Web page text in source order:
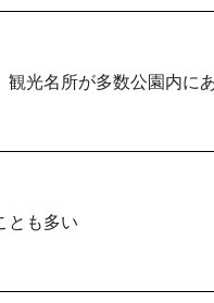
光名所が多数公園内に
とも多い